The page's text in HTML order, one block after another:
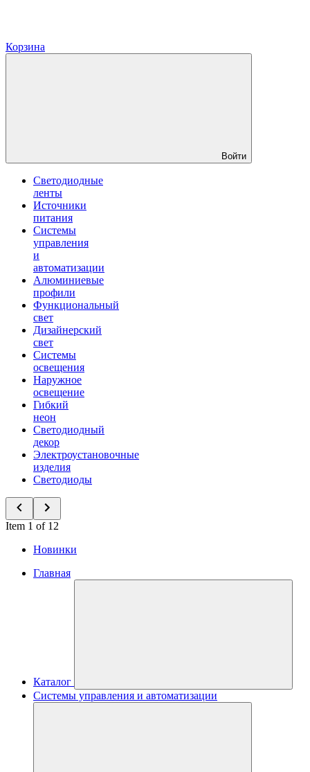
Корзина
Войти
Светодиодные
ленты
Источники
питания
Системы
управления
и
автоматизации
Алюминиевые
профили
Функциональный
свет
Дизайнерский
свет
Системы
освещения
Наружное
освещение
Гибкий
неон
Светодиодный
декор
Электроустановочные
изделия
Светодиоды
Item 1 of 12
Новинки
Главная
Каталог
Системы управления и автоматизации